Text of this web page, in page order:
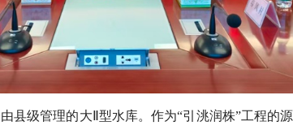
县级管理的大Ⅱ型水库。作为“引洮润株”工程的